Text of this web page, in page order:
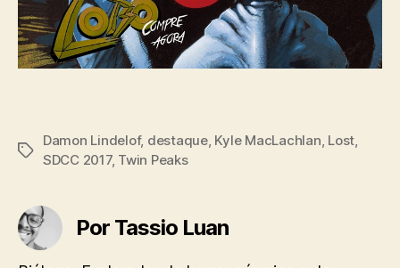
Tags
Damon Lindelof, destaque, Kyle MacLachlan, Lost,
SDCC 2017, Twin Peaks
Por Tassio Luan